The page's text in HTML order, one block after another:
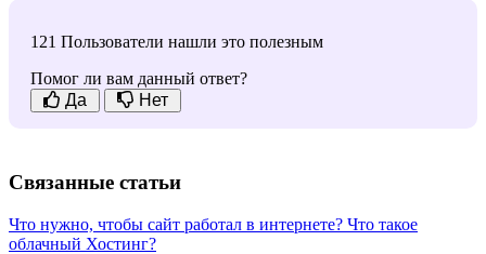
121 Пользователи нашли это полезным
Помог ли вам данный ответ?
Да
Нет
Связанные статьи
Что нужно, чтобы сайт работал в интернете? Что такое
облачный Хостинг?